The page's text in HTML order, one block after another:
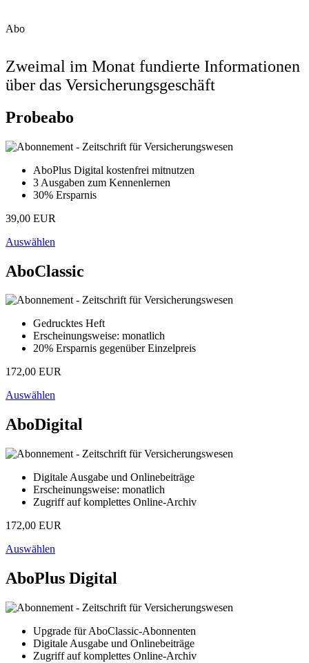
Abo
Zweimal im Monat fundierte Informationen
über das Versicherungsgeschäft
Probeabo
AboPlus Digital kostenfrei mitnutzen
3 Ausgaben zum Kennenlernen
30% Ersparnis
39,00 EUR
Auswählen
AboClassic
Gedrucktes Heft
Erscheinungsweise: monatlich
20% Ersparnis gegenüber Einzelpreis
172,00 EUR
Auswählen
AboDigital
Digitale Ausgabe und Onlinebeiträge
Erscheinungsweise: monatlich
Zugriff auf komplettes Online-Archiv
172,00 EUR
Auswählen
AboPlus Digital
Upgrade für AboClassic-Abonnenten
Digitale Ausgabe und Onlinebeiträge
Zugriff auf komplettes Online-Archiv